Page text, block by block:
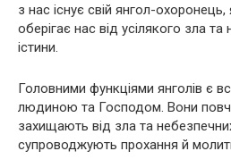
з нас існує свій янгол-охоронець,
оберігає нас від усілякого зла
істини.
Головними функціями янголів є
людиною та Господом. Вони
захищають від зла та
супроводжують прохання й